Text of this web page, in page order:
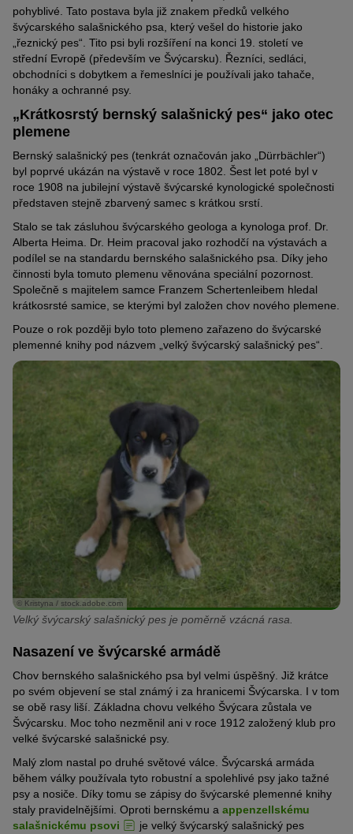
pohyblivé. Tato postava byla již znakem předků velkého
švýcarského salašnického psa, který vešel do historie jako
„řeznický pes“. Tito psi byli rozšíření na konci 19. století ve
střední Evropě (především ve Švýcarsku). Řezníci, sedláci,
obchodníci s dobytkem a řemeslníci je používali jako tahače,
honáky a ochranné psy.
„Krátkosrstý bernský salašnický pes“ jako otec
plemene
Bernský salašnický pes (tenkrát označován jako „Dürrbächler“)
byl poprvé ukázán na výstavě v roce 1802. Šest let poté byl v
roce 1908 na jubilejní výstavě švýcarské kynologické společnosti
představen stejně zbarvený samec s krátkou srstí.
Stalo se tak zásluhou švýcarského geologa a kynologa prof. Dr.
Alberta Heima. Dr. Heim pracoval jako rozhodčí na výstavách a
podílel se na standardu bernského salašnického psa. Díky jeho
činnosti byla tomuto plemenu věnována speciální pozornost.
Společně s majitelem samce Franzem Schertenleibem hledal
krátkosrsté samice, se kterými byl založen chov nového plemene.
Pouze o rok později bylo toto plemeno zařazeno do švýcarské
plemenné knihy pod názvem „velký švýcarský salašnický pes“.
© Kristyna / stock.adobe.com
Velký švýcarský salašnický pes je poměrně vzácná rasa.
Nasazení ve švýcarské armádě
Chov bernského salašnického psa byl velmi úspěšný. Již krátce
po svém objevení se stal známý i za hranicemi Švýcarska. I v tom
se obě rasy liší. Základna chovu velkého Švýcara zůstala ve
Švýcarsku. Moc toho nezměnil ani v roce 1912 založený klub pro
velké švýcarské salašnické psy.
Malý zlom nastal po druhé světové válce. Švýcarská armáda
během války používala tyto robustní a spolehlivé psy jako tažné
psy a nosiče. Díky tomu se zápisy do švýcarské plemenné knihy
staly pravidelnějšími. Oproti bernskému a appenzellskému
salašnickému psovi
je velký švýcarský salašnický pes